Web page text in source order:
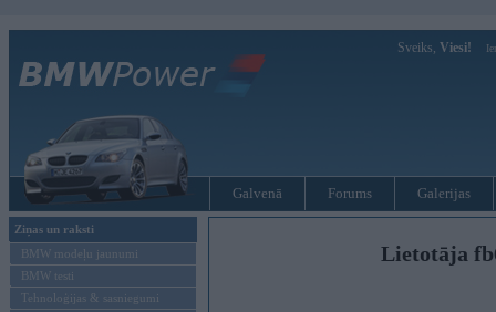
Sveiks, Viesi!
Galvenā Forums Galerijas
Ziņas un raksti
BMW modeļu jaunumi
BMW testi
Tehnoloģijas & sasniegumi
Lietotāja